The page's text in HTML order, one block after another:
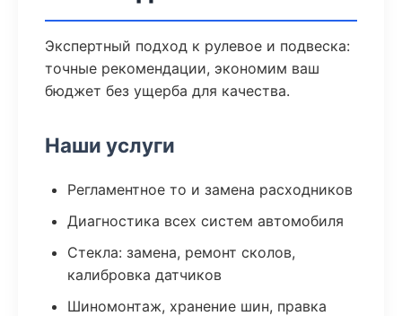
Экспертный подход к рулевое и подвеска:
точные рекомендации, экономим ваш
бюджет без ущерба для качества.
Наши услуги
Регламентное то и замена расходников
Диагностика всех систем автомобиля
Стекла: замена, ремонт сколов,
калибровка датчиков
Шиномонтаж, хранение шин, правка